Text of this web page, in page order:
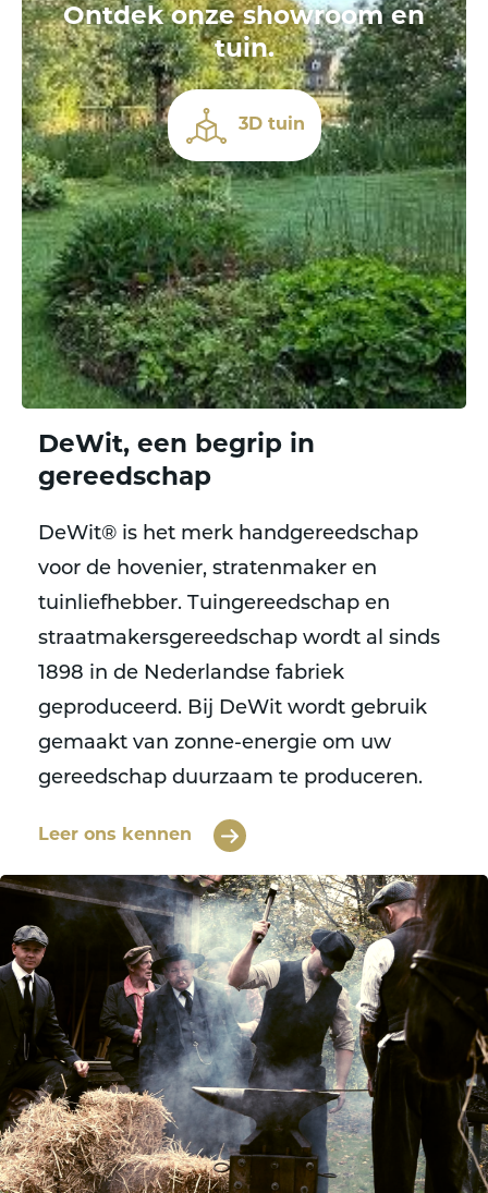
Ontdek onze showroom en
tuin.
3D tuin
DeWit, een begrip in
gereedschap
DeWit® is het merk handgereedschap
voor de hovenier, stratenmaker en
tuinliefhebber. Tuingereedschap en
straatmakersgereedschap wordt al sinds
1898 in de Nederlandse fabriek
geproduceerd. Bij DeWit wordt gebruik
gemaakt van zonne-energie om uw
gereedschap duurzaam te produceren.
Leer ons kennen